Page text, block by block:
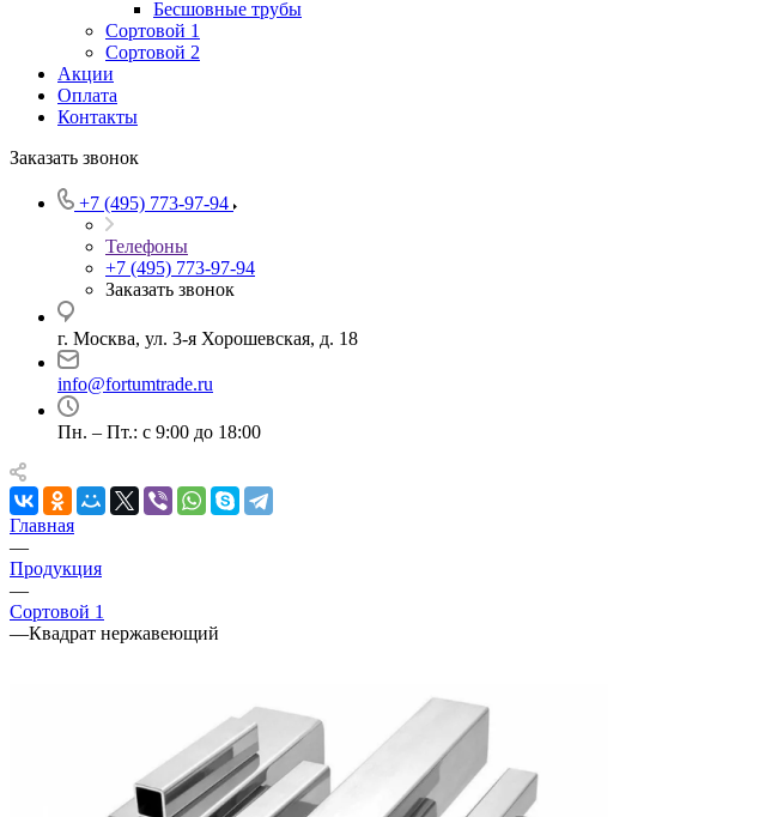
Бесшовные трубы
Сортовой 1
Сортовой 2
Акции
Оплата
Контакты
Заказать звонок
+7 (495) 773-97-94
Телефоны
+7 (495) 773-97-94
Заказать звонок
г. Москва, ул. 3-я Хорошевская, д. 18
info@fortumtrade.ru
Пн. – Пт.: с 9:00 до 18:00
Главная
—
Продукция
—
Сортовой 1
—Квадрат нержавеющий